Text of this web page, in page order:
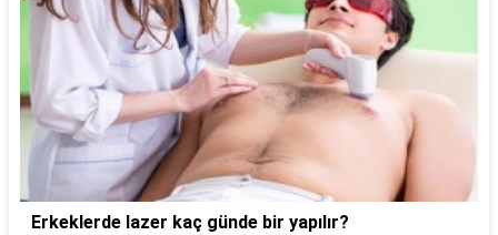
Erkeklerde lazer kaç günde bir yapılır?